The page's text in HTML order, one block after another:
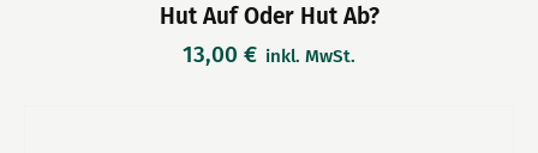
Hut Auf Oder Hut Ab?
13,00 € inkl. MwSt.